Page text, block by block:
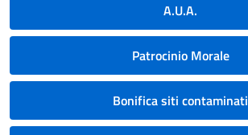
A.U.A.
Patrocinio Morale
Bonifica siti contaminati